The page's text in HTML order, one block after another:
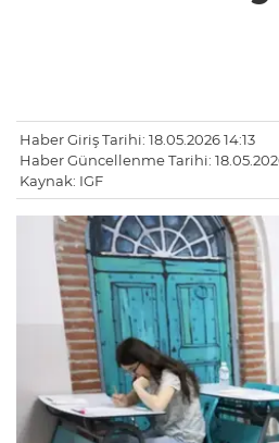
Haber Giriş Tarihi: 18.05.2026 14:13
Haber Güncellenme Tarihi:
Kaynak: IGF